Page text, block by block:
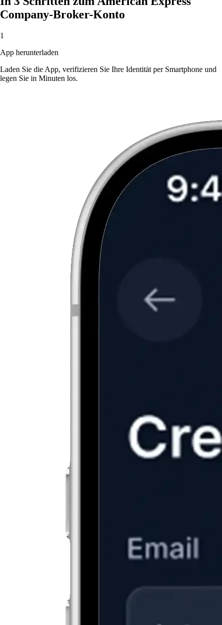
Company-Broker-Konto
1
App herunterladen
Laden Sie die App, verifizieren Sie Ihre Identität per Smartphone und
legen Sie in Minuten los.